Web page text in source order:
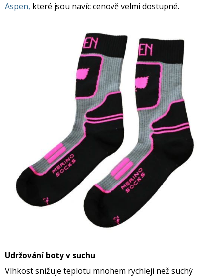
Aspen, které jsou navíc cenově velmi dostupné.
Udržování boty v suchu
Vlhkost snižuje teplotu mnohem rychleji než suchý